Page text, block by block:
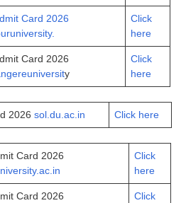
Card 2026
Click
here
Card 2026
y
Click
here
2026 sol.du.ac.in Click here
Card 2026
Click
here
Card 2026
Click